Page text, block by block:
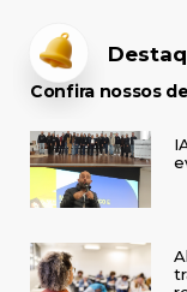
Confira nossos